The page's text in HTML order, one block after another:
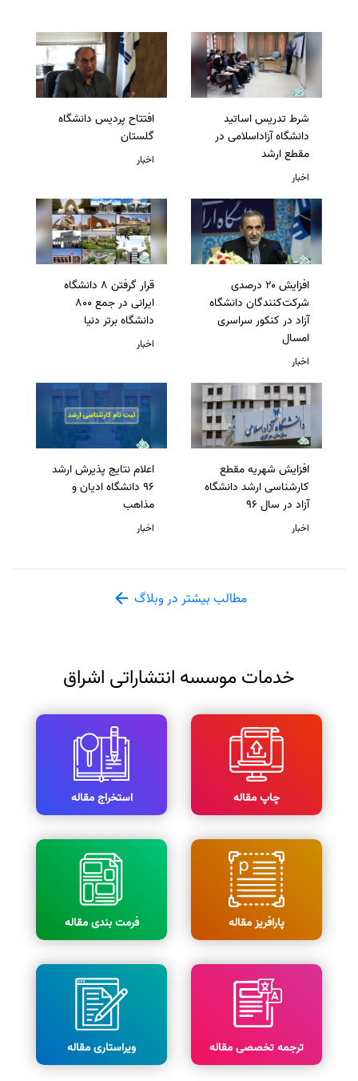
شرط تدریس اساتید
دانشگاه آزاداسلامی در
مقطع ارشد
اخبار
افتتاح پردیس دانشگاه
گلستان
اخبار
افزایش ۲۰ درصدی
شرکت‌کنندگان دانشگاه
آزاد در کنکور سراسری
امسال
اخبار
قرار گرفتن 8 دانشگاه
ایرانی در جمع 800
دانشگاه برتر دنیا
اخبار
افزایش شهریه مقطع
کارشناسی ارشد دانشگاه
آزاد در سال 96
اخبار
اعلام نتایج پذیرش ارشد
96 دانشگاه ادیان و
مذاهب
اخبار
مطالب بیشتر در وبلاگ
خدمات موسسه انتشاراتی اشراق
چاپ مقاله استخراج مقاله
پارافریز مقاله فرمت بندی مقاله
ترجمه تخصصی مقاله ویراستاری مقاله